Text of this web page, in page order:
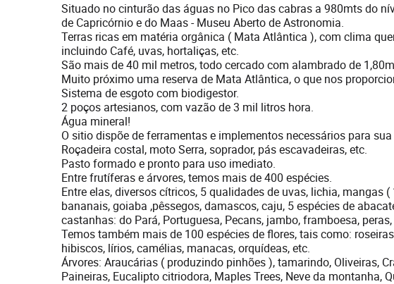
Situado no cinturão das águas no Pico das cabras a 980mts do
de Capricórnio e do Maas - Museu Aberto de Astronomia.
Terras ricas em matéria orgânica ( Mata Atlântica ), com clima
incluindo Café, uvas, hortaliças, etc.
São mais de 40 mil metros, todo cercado com alambrado de
Muito próximo uma reserva de Mata Atlântica, o que nos
Sistema de esgoto com biodigestor.
2 poços artesianos, com vazão de 3 mil litros hora.
Água mineral!
O sitio dispõe de ferramentas e implementos necessários para
Roçadeira costal, moto Serra, soprador, pás escavadeiras, etc.
Pasto formado e pronto para uso imediato.
Entre frutíferas e árvores, temos mais de 400 espécies.
Entre elas, diversos cítricos, 5 qualidades de uvas, lichia, mangas
bananais, goiaba ,pêssegos, damascos, caju, 5 espécies de
castanhas: do Pará, Portuguesa, Pecans, jambo, framboesa,
Temos também mais de 100 espécies de flores, tais como:
hibiscos, lírios, camélias, manacas, orquídeas, etc.
Árvores: Araucárias ( produzindo pinhões ), tamarindo, Oliveiras,
Paineiras, Eucalipto citriodora, Maples Trees, Neve da montanha,